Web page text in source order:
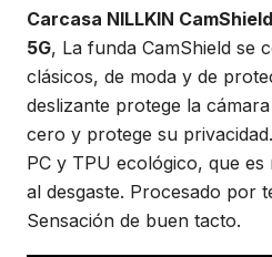
Carcasa NILLKIN
5G, La funda CamShield se
clásicos, de moda y de
deslizante protege la
cero y protege su
PC y TPU ecológico, que es
al desgaste. Procesado por
Sensación de buen tacto.